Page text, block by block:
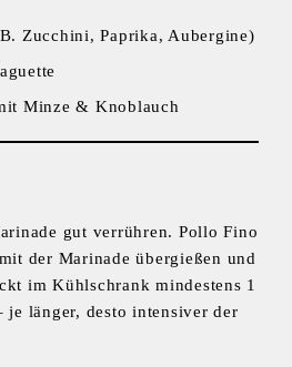
Zucchini, Paprika, Aubergine)
Minze & Knoblauch
gut verrühren. Pollo Fino
der Marinade übergießen und
im Kühlschrank mindestens 1
je länger, desto intensiver der